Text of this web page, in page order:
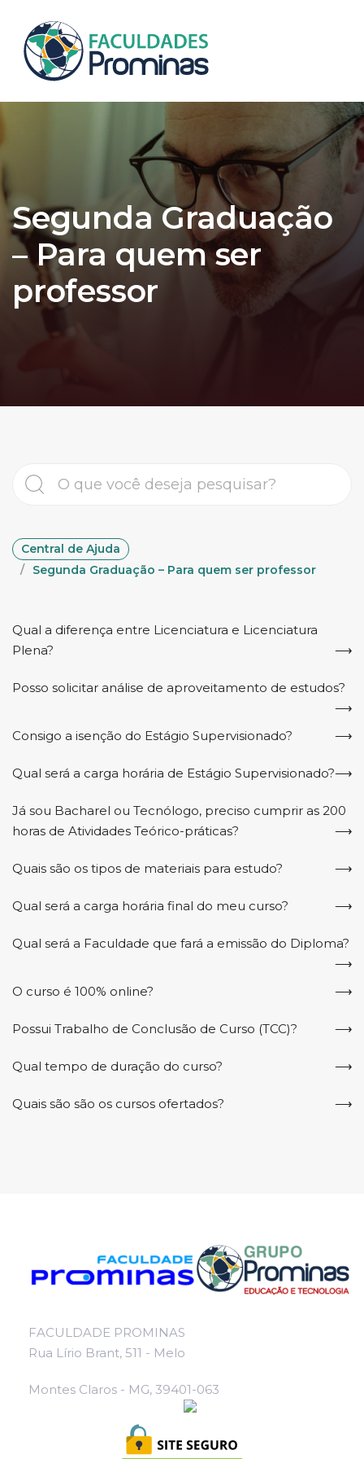
primary
navigation
Segunda Graduação
– Para quem ser
professor
Central de Ajuda
Segunda Graduação – Para quem ser professor
Qual a diferença entre Licenciatura e Licenciatura
Plena?
Posso solicitar análise de aproveitamento de estudos?
Consigo a isenção do Estágio Supervisionado?
Qual será a carga horária de Estágio Supervisionado?
Já sou Bacharel ou Tecnólogo, preciso cumprir as 200
horas de Atividades Teórico-práticas?
Quais são os tipos de materiais para estudo?
Qual será a carga horária final do meu curso?
Qual será a Faculdade que fará a emissão do Diploma?
O curso é 100% online?
Possui Trabalho de Conclusão de Curso (TCC)?
Qual tempo de duração do curso?
Quais são são os cursos ofertados?
FACULDADE PROMINAS
Rua Lírio Brant, 511 - Melo
Montes Claros - MG, 39401-063